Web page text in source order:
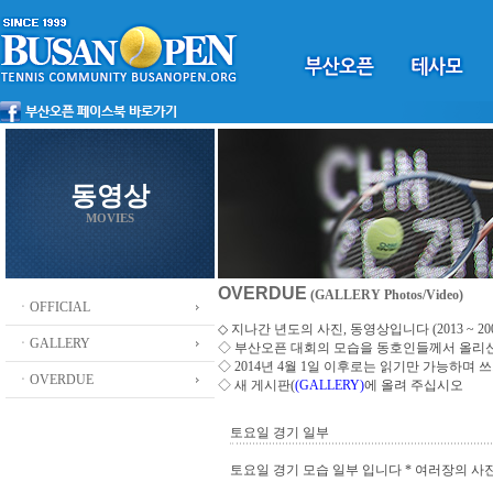
동영상
MOVIES
ㆍOFFICIAL
ㆍGALLERY
ㆍOVERDUE
OVERDUE (GALLERY Photos/Video)
◇ 지나간 년도의 사진, 동영상입니다 (2013 ~
◇ 부산오픈 대회의 모습을 동호인들께서 올리
◇ 2014년 4월 1일 이후로는 읽기만 가능하며
◇ 새 게시판((GALLERY)에 올려 주십시오
토요일 경기 일부
토요일 경기 모습 일부 입니다 * 여러장의 사